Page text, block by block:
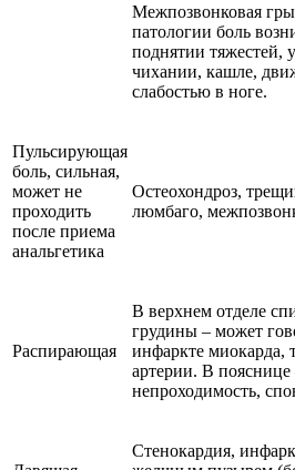
Межпозвонковая
патологии боль
поднятии тяжестей,
чихании, кашле,
слабостью в ноге.
Пульсирующая
боль, сильная,
может не
проходить
после приема
анальгетика
Остеохондроз,
люмбаго,
Распирающая
В верхнем отделе
грудины – может
инфаркте миокарда,
артерии. В
непроходимость,
Стенокардия,